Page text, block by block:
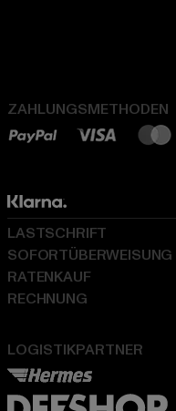
ZAHLUNGSMETHODEN
LOGISTIKPARTNER
LASTSCHRIFT
SOFORTÜBERWEISUNG
RATENKAUF
RECHNUNG